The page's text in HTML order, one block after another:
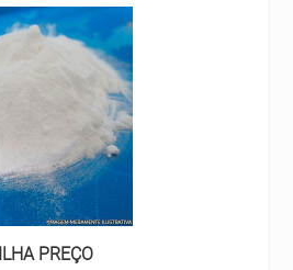
é antiderrapante e
Fale com
a Solint
tempo e surpreenda-
por formular
e aditivos
modo, o item
aplicação em
manual. Tratando-
destacar
a questão do
disso:
deve ser protegido
PREÇO